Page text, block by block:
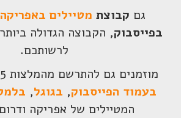
גם קבוצת מטיילים באפריקה
בפייסבוק, הקבוצה הגדולה
לרשותכם.
מוזמנים גם להתרשם מהמלצות 5 כוכבים עלינו:
בעמוד הפייסבוק, בגוגל,
המטיילים של אפריקה